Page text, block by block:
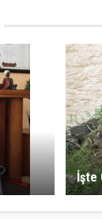
İşte